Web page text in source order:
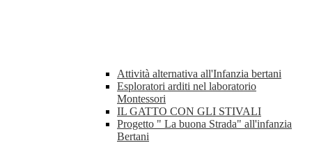
Attività alternativa all'Infanzia bertani
Esploratori arditi nel laboratorio
Montessori
IL GATTO CON GLI STIVALI
Progetto " La buona Strada" all'infanzia
Bertani